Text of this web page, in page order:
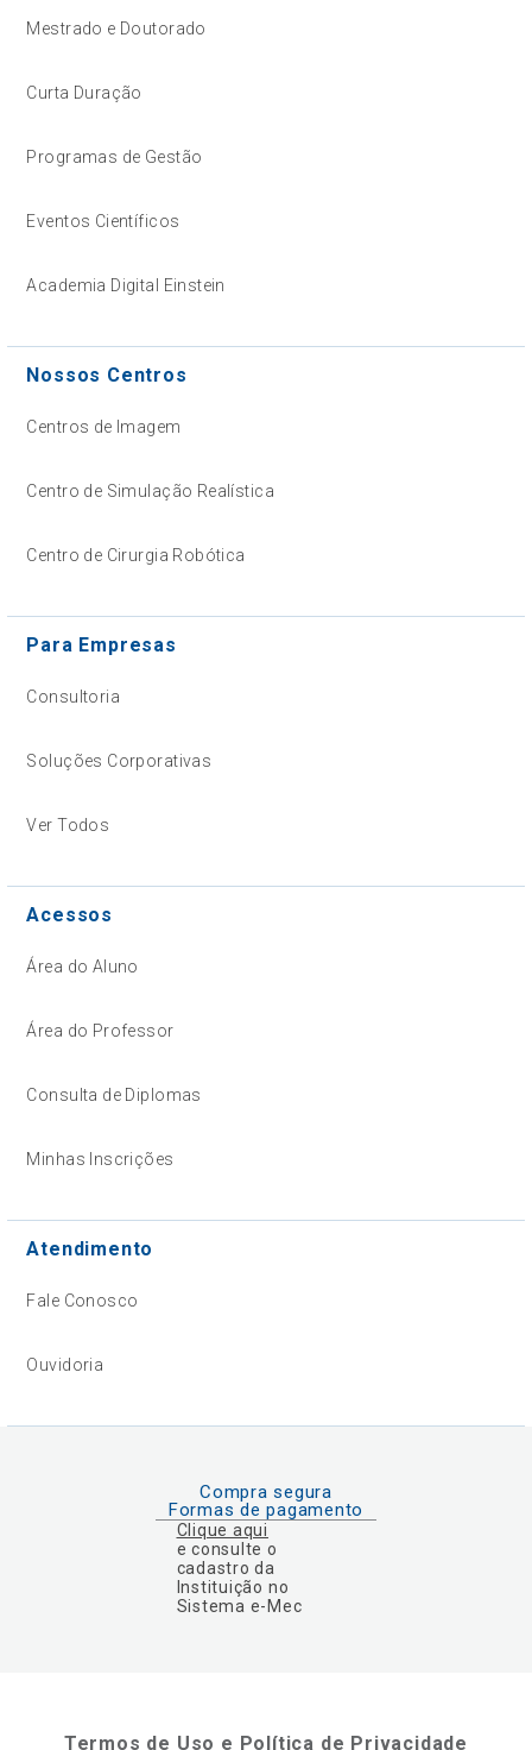
Mestrado e Doutorado
Curta Duração
Programas de Gestão
Eventos Científicos
Academia Digital Einstein
Nossos Centros
Centros de Imagem
Centro de Simulação Realística
Centro de Cirurgia Robótica
Para Empresas
Consultoria
Soluções Corporativas
Ver Todos
Acessos
Área do Aluno
Área do Professor
Consulta de Diplomas
Minhas Inscrições
Atendimento
Fale Conosco
Ouvidoria
Compra segura
Formas de pagamento
Clique aqui
e consulte o
cadastro da
Instituição no
Sistema e-Mec
Termos de Uso e Política de Privacidade